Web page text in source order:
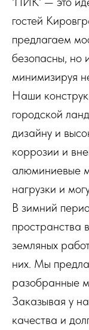
гостей
предлагаем
безопасны, но
минимизируя
Наши
городской
дизайну и
коррозии и
алюминиевые
нагрузки и
В зимний
пространства
земляных
них. Мы
разобранные
Заказывая у
качества и